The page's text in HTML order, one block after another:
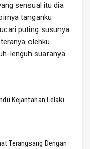
sensual itu dia
tanganku
puting susunya
olehku
lenguh suaranya.
Kejantanan Lelaki
Terangsang Dengan